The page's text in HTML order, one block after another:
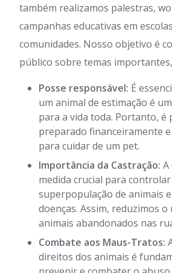
também realizamos palestras,
campanhas educativas em
comunidades. Nosso objetivo é
público sobre temas
Posse responsável: É
um animal de estimação é
para a vida toda. Portanto, é
preparado financeiramente
para cuidar de um pet.
Importância da Castração: A
medida crucial para controlar
superpopulação de animais
doenças. Assim, reduzimos
animais abandonados nas
Combate aos Maus-Tratos:
direitos dos animais é